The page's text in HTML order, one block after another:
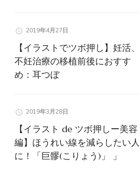
2019年4月27日
【イラストでツボ押し】妊活、
不妊治療の移植前後におすす
め：耳つぼ
2019年3月28日
【イラスト de ツボ押しー美容
編】ほうれい線を減らしたい人
に！「巨髎(こりょう)」 」